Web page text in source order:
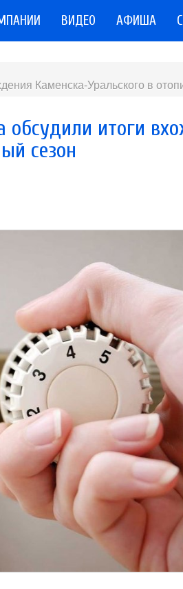
ВИДЕО АФИША
Каменска-Уральского в
обсудили итоги
сезон